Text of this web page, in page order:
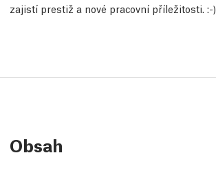
zajistí prestiž a nové pracovní příležitosti. :-)
Obsah